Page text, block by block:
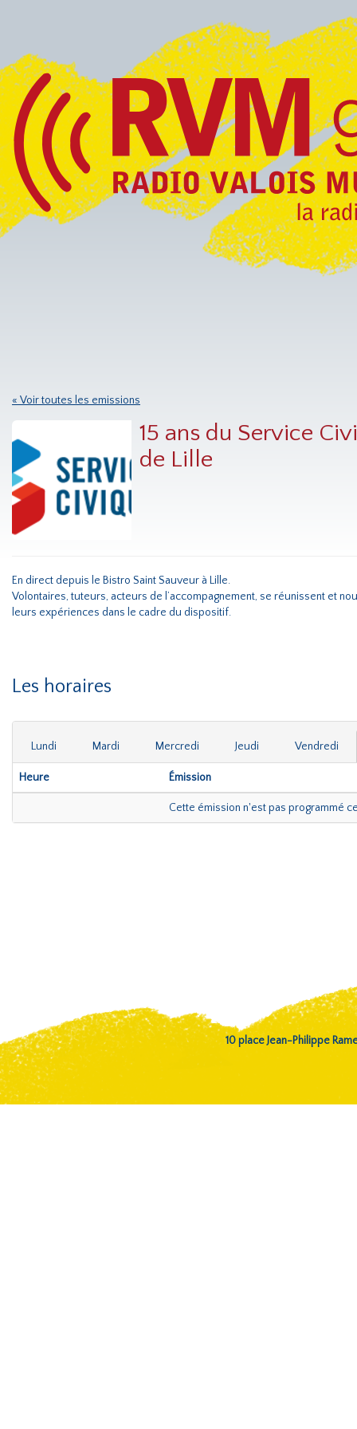
« Voir toutes les emissions
15 ans du Service
de Lille
En direct depuis le Bistro Saint Sauveur à Lille.
Volontaires, tuteurs, acteurs de l’accompagnement, se réunissent et
leurs expériences dans le cadre du dispositif.
Les horaires
Lundi Mardi Mercredi Jeudi Vendredi
Heure Émission
Cette émission n'est pas programmé
10 place Jean-Philippe